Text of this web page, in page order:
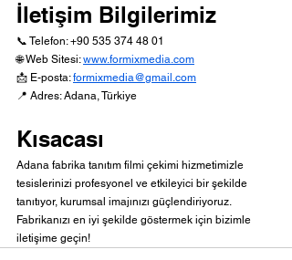
İletişim Bilgilerimiz
📞 Telefon: +90 535 374 48 01
🌐 Web Sitesi: www.formixmedia.com
📩 E-posta: formixmedia@gmail.com
📍 Adres: Adana, Türkiye
Kısacası
Adana fabrika tanıtım filmi çekimi hizmetimizle
tesislerinizi profesyonel ve etkileyici bir şekilde
tanıtıyor, kurumsal imajınızı güçlendiriyoruz.
Fabrikanızı en iyi şekilde göstermek için bizimle
iletişime geçin!